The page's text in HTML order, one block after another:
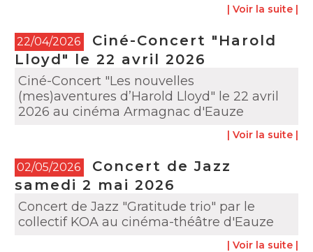
| Voir la suite |
22/04/2026
Ciné-Concert "Harold
Lloyd" le 22 avril 2026
Ciné-Concert "Les nouvelles
(mes)aventures d’Harold Lloyd" le 22 avril
2026 au cinéma Armagnac d'Eauze
| Voir la suite |
02/05/2026
Concert de Jazz
samedi 2 mai 2026
Concert de Jazz "Gratitude trio" par le
collectif KOA au cinéma-théâtre d'Eauze
| Voir la suite |